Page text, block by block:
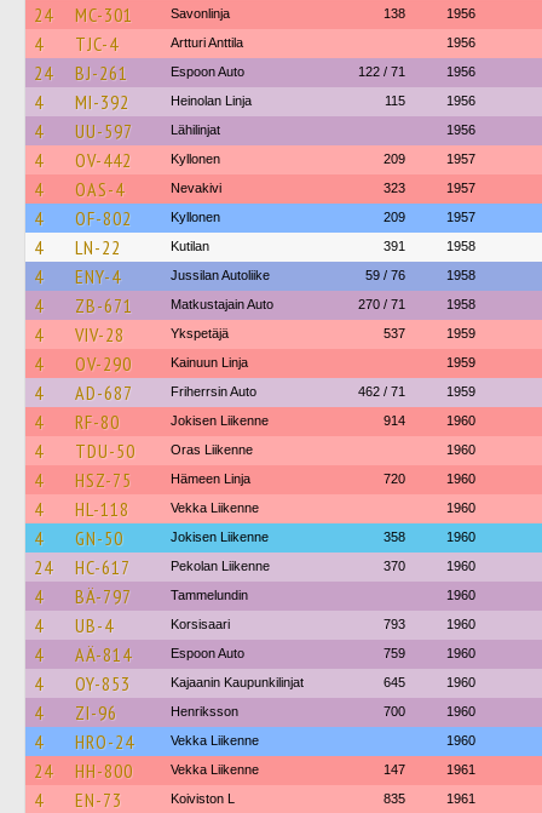
24 MC-301 Savonlinja 138 1956
4 TJC-4 Artturi Anttila 1956
24 BJ-261 Espoon Auto 122 / 71 1956
4 MI-392 Heinolan Linja 115 1956
4 UU-597 Lähilinjat 1956
4 OV-442 Kyllonen 209 1957
4 OAS-4 Nevakivi 323 1957
4 OF-802 Kyllonen 209 1957
4 LN-22 Kutilan 391 1958
4 ENY-4 Jussilan Autoliike 59 / 76 1958
4 ZB-671 Matkustajain Auto 270 / 71 1958
4 VIV-28 Ykspetäjä 537 1959
4 OV-290 Kainuun Linja 1959
4 AD-687 Friherrsin Auto 462 / 71 1959
4 RF-80 Jokisen Liikenne 914 1960
4 TDU-50 Oras Liikenne 1960
4 HSZ-75 Hämeen Linja 720 1960
4 HL-118 Vekka Liikenne 1960
4 GN-50 Jokisen Liikenne 358 1960
24 HC-617 Pekolan Liikenne 370 1960
4 BÄ-797 Tammelundin 1960
4 UB-4 Korsisaari 793 1960
4 AÄ-814 Espoon Auto 759 1960
4 OY-853 Kajaanin Kaupunkilinjat 645 1960
4 ZI-96 Henriksson 700 1960
4 HRO-24 Vekka Liikenne 1960
24 HH-800 Vekka Liikenne 147 1961
4 EN-73 Koiviston L 835 1961